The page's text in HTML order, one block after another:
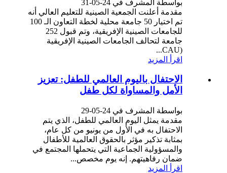
بواسطة المشرف في 24-05-31
مقدمة أعلنت الجمعية الصينية للتعليم العالي أنه
تم اختيار 50 جامعة محلية لخطة التعاون الـ 100
للجامعات الصينية الإفريقية، وتم قبول 252
جامعة لتحالف الجامعات الصينية الإفريقية
(CAU...
اقرأ المزيد
الاحتفال باليوم العالمي للطفل: تعزيز
الأمل والمساواة لكل طفل
بواسطة المشرف في 24-05-29
مقدمة يمثل اليوم العالمي للطفل، الذي يتم
الاحتفال به في الأول من يونيو من كل عام،
بمثابة تذكير مؤثر بالحقوق العالمية للأطفال
والمسؤولية الجماعية التي يتحملها المجتمع في
ضمان رفاهيتهم. إنه يوم مخصص...
اقرأ المزيد